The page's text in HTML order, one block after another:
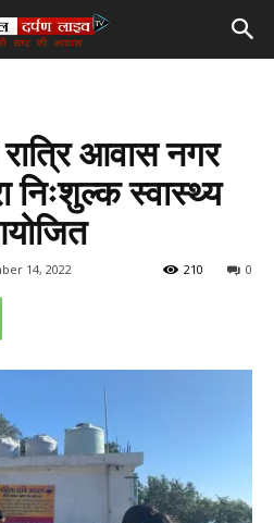
रात्रि आवास नगर
निःशुल्क स्वास्थ्य
14, 2022 0
210